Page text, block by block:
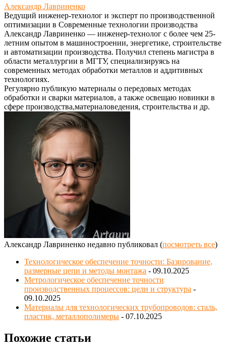
Александр Лавриненко
Ведущий инженер-технолог и эксперт по производственной
оптимизации в Современные технологии производства
Александр Лавриненко — инженер-технолог с более чем 25-
летним опытом в машиностроении, энергетике, строительстве
и автоматизации производства. Получил степень магистра в
области металлургии в МГТУ, специализируясь на
современных методах обработки металлов и аддитивных
технологиях.
Регулярно публикую материалы о передовых методах
обработки и сварки материалов, а также освещаю новинки в
сфере производства,материаловедения, строительства и др.
Александр Лавриненко недавно публиковал (посмотреть все)
Технологическое обеспечение точности: Базирование,
размерные цепи и методы монтажа - 09.10.2025
Метрологическое обеспечение точности
производственных процессов: цели и структура -
09.10.2025
Материалы для технологических трубопроводов: сталь,
пластик, металлополимеры - 07.10.2025
Похожие статьи